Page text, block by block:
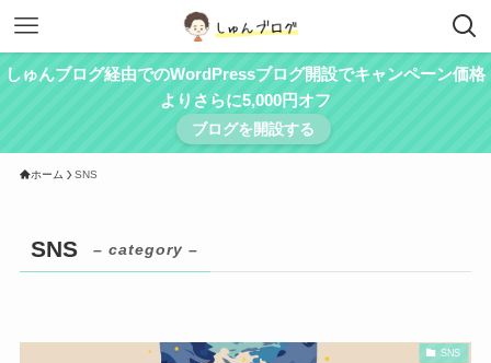
しゅんブログ経由でのWordPressブログ開設でキャンペーン価格
よりさらに5,000円オフ
ブログを開設する
ホーム SNS
SNS – category –
SNS